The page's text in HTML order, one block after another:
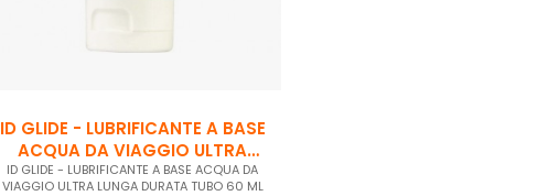
ID GLIDE - LUBRIFICANTE A BASE
ACQUA DA VIAGGIO ULTRA
LUNGA...
ID GLIDE - LUBRIFICANTE A BASE ACQUA DA
VIAGGIO ULTRA LUNGA DURATA TUBO 60 ML